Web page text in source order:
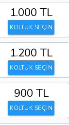
1.000 TL
KOLTUK SEÇİN
1.200 TL
KOLTUK SEÇİN
900 TL
KOLTUK SEÇİN